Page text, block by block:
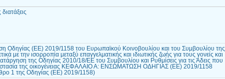
Οδηγίας (ΕΕ) 2019/1158 του Ευρωπαϊκού Κοινοβουλίου και του Συμβουλίου της
με την ισορροπία μεταξύ επαγγελματικής και ιδιωτικής ζωής για τους γονείς και
της Οδηγίας 2010/18/ΕΕ του Συμβουλίου και Ρυθμίσεις για τις Άδεις που
της οικογένειας ΚΕΦΑΛΑΙΟ Α: ΕΝΣΩΜΑΤΩΣΗ ΟΔΗΓΙΑΣ (ΕΕ) 2019/1158
1 της Οδηγίας (EE) 2019/1158)